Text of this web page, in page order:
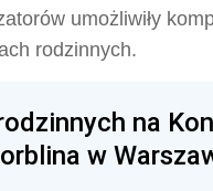
umożliwiły
rodzinnych.
na
w